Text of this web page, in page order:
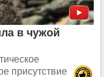
в чужой
присутствие